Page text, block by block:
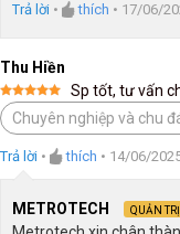
Trả lời • thích • 17/06/
Thu Hiền
Được xếp
hạng55
sao
Sp tốt, tư vấn
Chuyên nghiệp và chu
Trả lời • thích • 14/06/
METROTECH QUẢN